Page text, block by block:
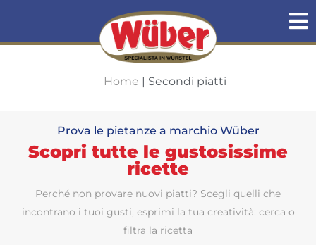
Home | Secondi piatti
Prova le pietanze a marchio Wüber
Scopri tutte le gustosissime
ricette
Perché non provare nuovi piatti? Scegli quelli che
incontrano i tuoi gusti, esprimi la tua creatività: cerca o
filtra la ricetta